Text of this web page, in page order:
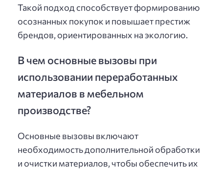
Такой подход способствует формированию
осознанных покупок и повышает престиж
брендов, ориентированных на экологию.
В чем основные вызовы при
использовании переработанных
материалов в мебельном
производстве?
Основные вызовы включают
необходимость дополнительной обработки
и очистки материалов, чтобы обеспечить их